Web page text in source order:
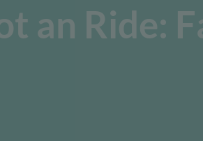
an Ride: